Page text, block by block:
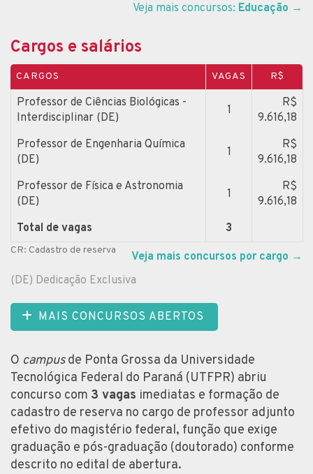
Veja mais concursos: Educação →
Cargos e salários
CARGOS VAGAS R$
Professor de Ciências Biológicas -
Interdisciplinar (DE)
1
R$
9.616,18
Professor de Engenharia Química
(DE)
1
R$
9.616,18
Professor de Física e Astronomia
(DE)
1
R$
9.616,18
Total de vagas
3
CR: Cadastro de reserva Veja mais concursos por cargo →
(DE) Dedicação Exclusiva
MAIS CONCURSOS ABERTOS
O campusde Ponta Grossa da Universidade
Tecnológica Federal do Paraná (UTFPR) abriu
concurso com 3 vagas imediatas e formação de
cadastro de reserva no cargo de professor adjunto
efetivo do magistério federal, função que exige
graduação e pós-graduação (doutorado) conforme
descrito no edital de abertura.